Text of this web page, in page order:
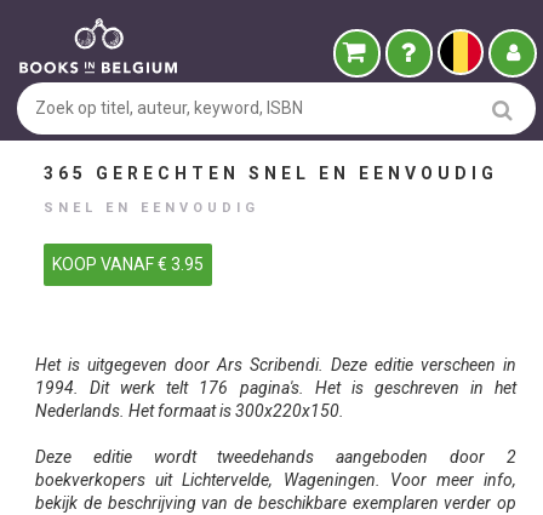
365 GERECHTEN SNEL EN EENVOUDIG
SNEL EN EENVOUDIG
KOOP VANAF € 3.95
Het is uitgegeven door Ars Scribendi. Deze editie verscheen in
1994. Dit werk telt 176 pagina's. Het is geschreven in het
Nederlands. Het formaat is 300x220x150.
Deze editie wordt tweedehands aangeboden door 2
boekverkopers uit Lichtervelde, Wageningen. Voor meer info,
bekijk de beschrijving van de beschikbare exemplaren verder op